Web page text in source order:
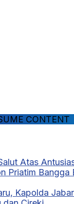
CONTENT
Atas
Priatim Bangga
Kapolda